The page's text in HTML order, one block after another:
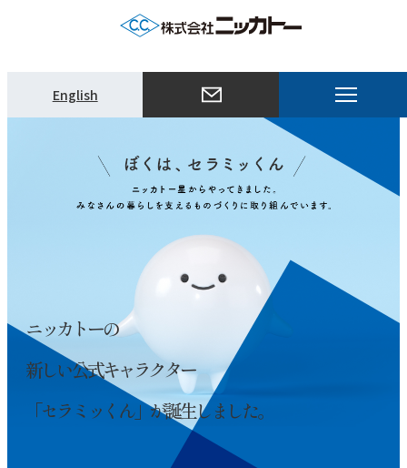
English
ュ
開
ニッカトーの
新しい公式キャラクター
「セラミッくん」が誕生しました。